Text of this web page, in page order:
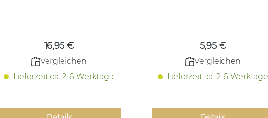
16,95 €
Vergleichen
Lieferzeit ca. 2-6 Werktage
5,95 €
Vergleichen
Lieferzeit ca. 2-6 Werktage